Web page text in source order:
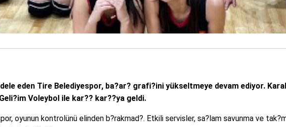
eden Tire Belediyespor, ba?ar? grafi?ini yükseltmeye devam ediyor.
Voleybol ile kar?? kar??ya geldi.
oyunun kontrolünü elinden b?rakmad?. Etkili servisler, sa?lam savunma ve